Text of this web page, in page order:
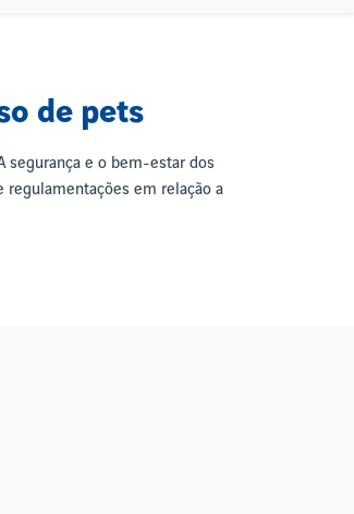
de pets
segurança e o bem-estar dos
regulamentações em relação a